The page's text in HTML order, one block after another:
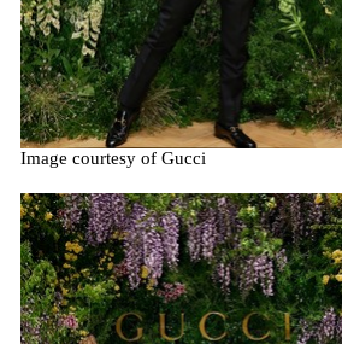
Image courtesy of Gucci